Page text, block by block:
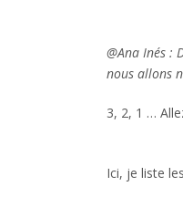
@Ana Inés :
nous allons
3, 2, 1 …
Ici, je liste